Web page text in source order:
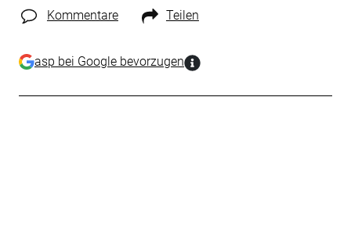
Kommentare Teilen
asp bei Google bevorzugen